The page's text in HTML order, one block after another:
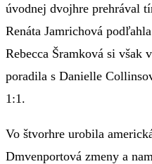
úvodnej dvojhre prehrával
Renáta Jamrichová
Rebecca Šramková si
poradila s Danielle
1:1.
Vo štvorhre urobila
Dmvenportová zmeny a